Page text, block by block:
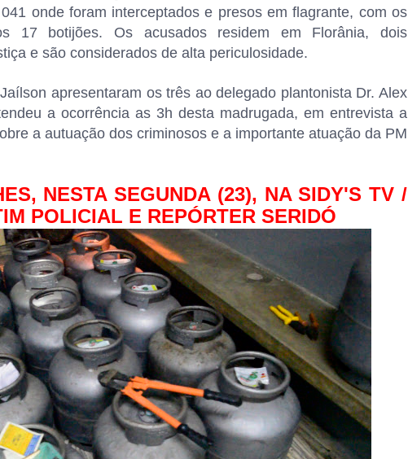
onde foram interceptados e presos em flagrante, com os
17 botijões. Os acusados residem em Florânia, dois
e são considerados de alta periculosidade.
apresentaram os três ao delegado plantonista Dr. Alex
a ocorrência as 3h desta madrugada, em entrevista a
a autuação dos criminosos e a importante atuação da PM
NESTA SEGUNDA (23), NA SIDY'S TV /
POLICIAL E REPÓRTER SERIDÓ